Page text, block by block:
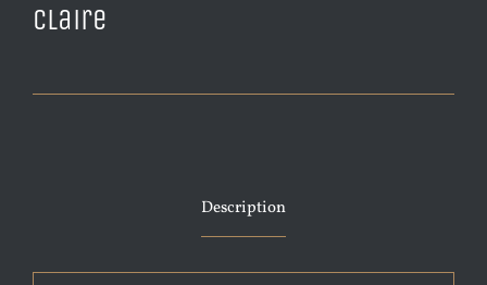
Claire
Description